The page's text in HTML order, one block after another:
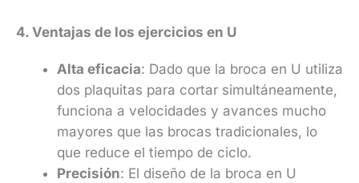
4. Ventajas de los ejercicios en U
Alta eficacia: Dado que la broca en U utiliza
dos plaquitas para cortar simultáneamente,
funciona a velocidades y avances mucho
mayores que las brocas tradicionales, lo
que reduce el tiempo de ciclo.
Precisión: El diseño de la broca en U